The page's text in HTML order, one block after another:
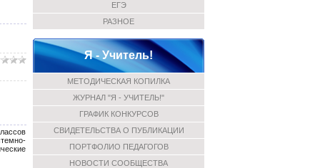
ЕГЭ
РАЗНОЕ
Я - Учитель!
МЕТОДИЧЕСКАЯ КОПИЛКА
ЖУРНАЛ "Я - УЧИТЕЛЬ!"
ГРАФИК КОНКУРСОВ
СВИДЕТЕЛЬСТВА О ПУБЛИКАЦИИ
ПОРТФОЛИО ПЕДАГОГОВ
НОВОСТИ СООБЩЕСТВА